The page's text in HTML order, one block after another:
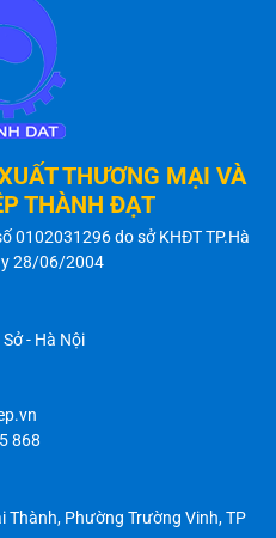
THƯƠNG MẠI VÀ
THÀNH ĐẠT
0102031296 do sở KHĐT TP.Hà
28/06/2004
- Hà Nội
868
Thành, Phường Trường Vinh, TP